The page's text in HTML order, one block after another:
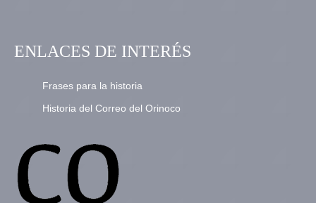
ENLACES DE INTERÉS
Frases para la historia
Historia del Correo del Orinoco